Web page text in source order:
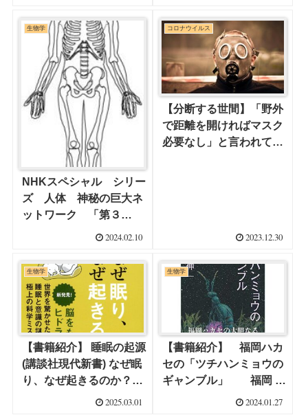
生物学
NHKスペシャル シリー
ズ 人体 神秘の巨大ネ
ットワーク 「第３
集 “骨”が出す！ 最高の
2024.02.10
コロナウイルス
【分断する世間】「野外
で距離を開ければマスク
必要なし」と言われてき
2023.12.30
生物学
【書籍紹介】 睡眠の起源
(講談社現代新書) なぜ眠
り、なぜ起きるのか？
2025.03.01
生物学
【書籍紹介】 福岡ハカ
セの「ツチハンミョウの
ギャンブル」 福岡 伸
一（著）です。 2024.01.27